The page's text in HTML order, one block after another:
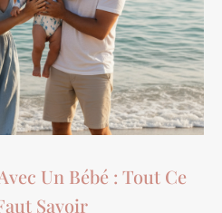
Un Bébé : Tout Ce
Savoir